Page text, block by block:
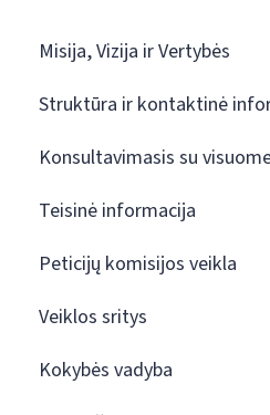
Misija, Vizija ir Vertybės
Struktūra ir kontaktinė
Konsultavimasis su
Teisinė informacija
Peticijų komisijos veikla
Veiklos sritys
Kokybės vadyba